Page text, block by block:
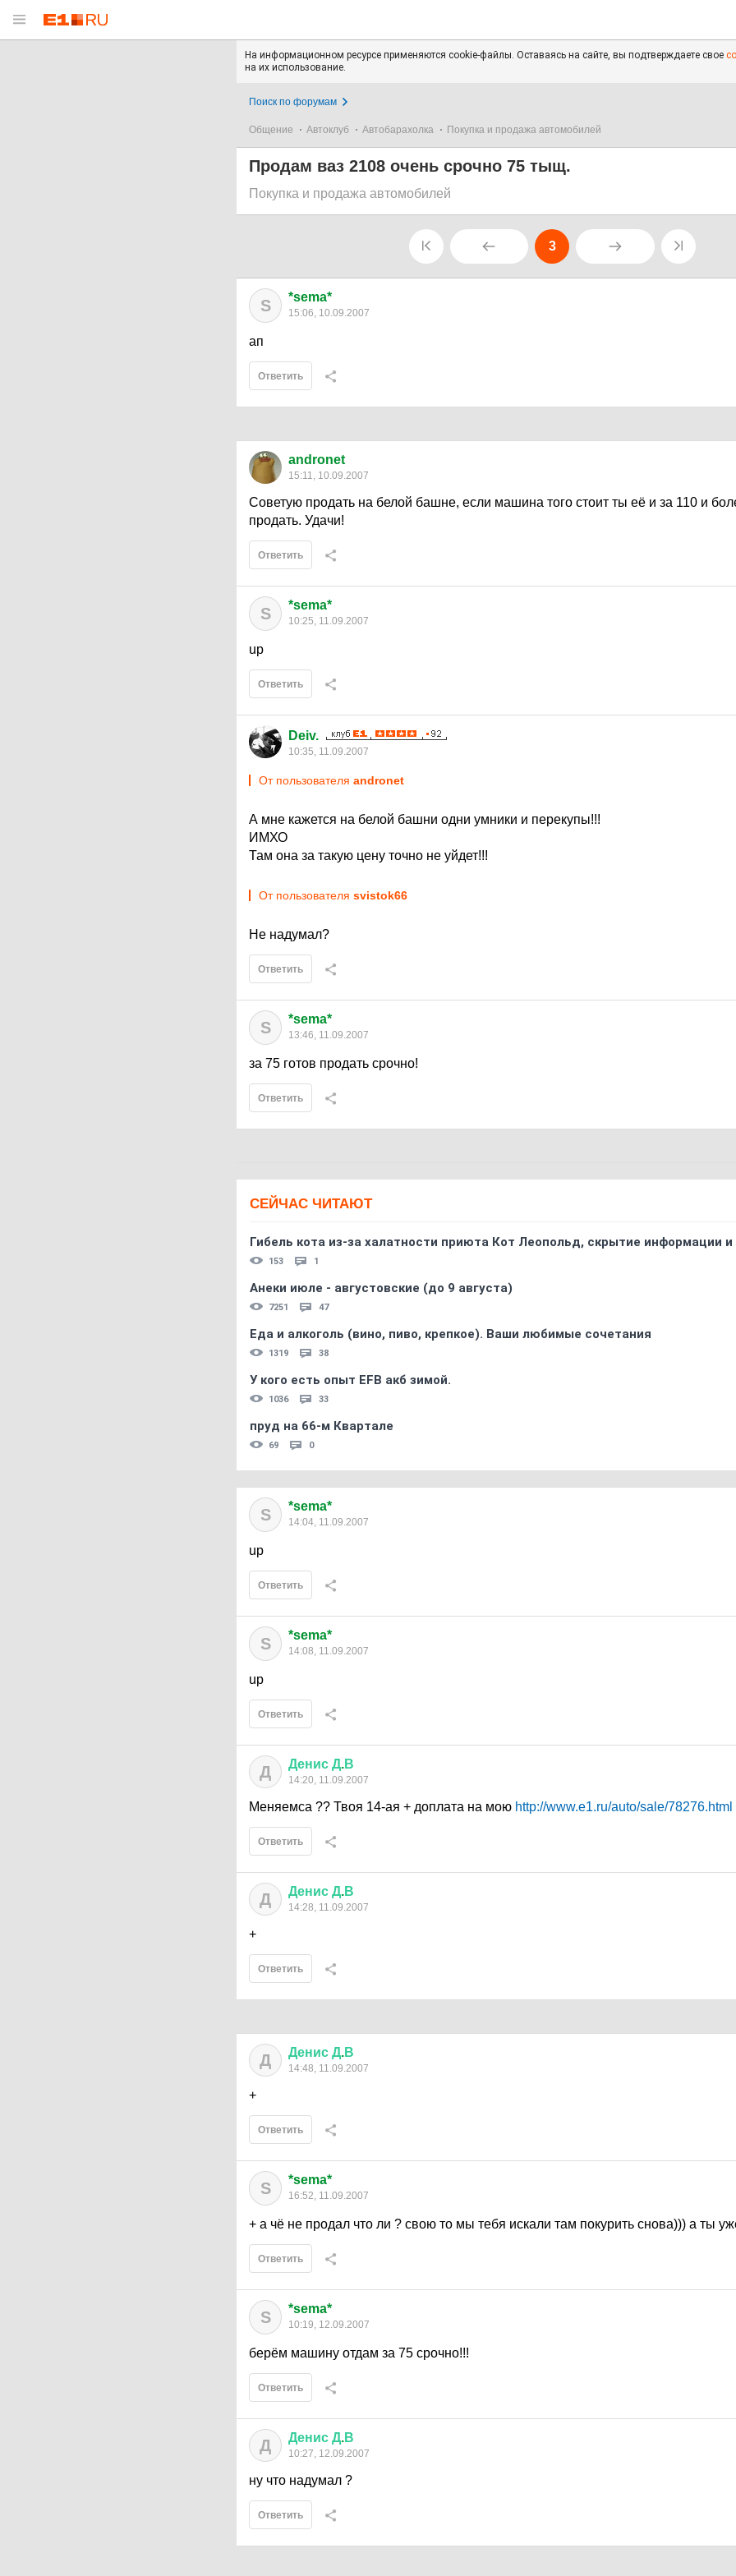
На информационном ресурсе применяются cookie-файлы. Оставаясь на сайте, вы подтверждаете свое
на их использование.
Поиск по форумам
Общение Автоклуб Автобарахолка Покупка и продажа автомобилей
Продам ваз 2108 очень срочно 75 тыщ.
Покупка и продажа автомобилей
3
S *sema*
15:06, 10.09.2007
ап
Ответить
andronet
15:11, 10.09.2007
Советую продать на белой башне, если машина того стоит ты её и за 110 и
продать. Удачи!
Ответить
S *sema*
10:25, 11.09.2007
up
Ответить
Deiv.
10:35, 11.09.2007
От пользователя andronet
А мне кажется на белой башни одни умники и перекупы!!!
ИМХО
Там она за такую цену точно не уйдет!!!
От пользователя svistok66
Не надумал?
Ответить
S *sema*
13:46, 11.09.2007
за 75 готов продать срочно!
Ответить
СЕЙЧАС ЧИТАЮТ
Гибель кота из-за халатности приюта Кот Леопольд, скрытиe информации
153 1
Анеки июле - августовские (до 9 августа)
7251 47
Еда и алкоголь (вино, пиво, крепкое). Ваши любимые сочетания
1319 38
У кого есть опыт EFB акб зимой.
1036 33
пруд на 66-м Квартале
69 0
S *sema*
14:04, 11.09.2007
up
Ответить
S *sema*
14:08, 11.09.2007
up
Ответить
Д Денис Д.В
14:20, 11.09.2007
Меняемса ?? Твоя 14-ая + доплата на мою http://www.e1.ru/auto/sale/78276.html
Ответить
Д Денис Д.В
14:28, 11.09.2007
+
Ответить
Д Денис Д.В
14:48, 11.09.2007
+
Ответить
S *sema*
16:52, 11.09.2007
+ а чё не продал что ли ? свою то мы тебя искали там покурить снова))) а ты
Ответить
S *sema*
10:19, 12.09.2007
берём машину отдам за 75 срочно!!!
Ответить
Д Денис Д.В
10:27, 12.09.2007
ну что надумал ?
Ответить